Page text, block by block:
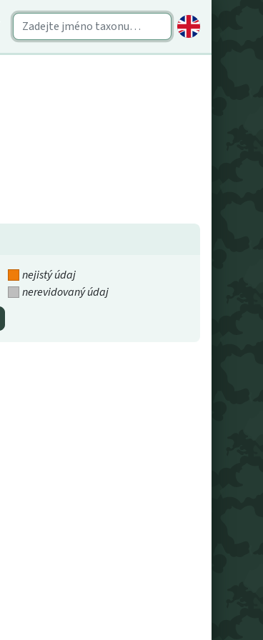
nejistý údaj
nerevidovaný údaj